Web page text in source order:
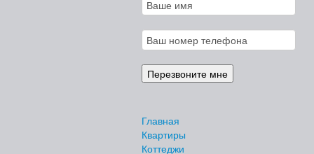
Главная
Квартиры
Коттеджи